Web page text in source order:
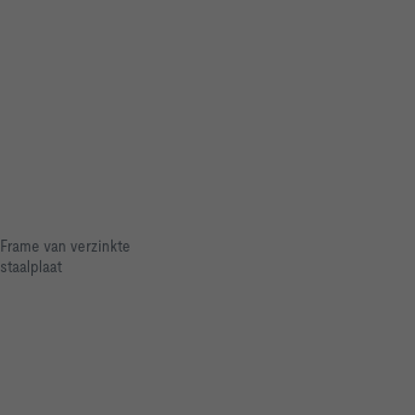
Frame van verzinkte
staalplaat